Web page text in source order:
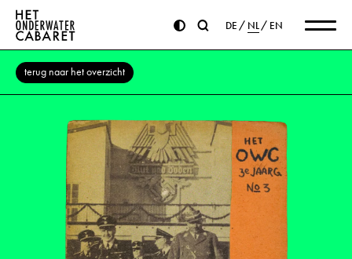
DE NL EN
terug naar het overzicht